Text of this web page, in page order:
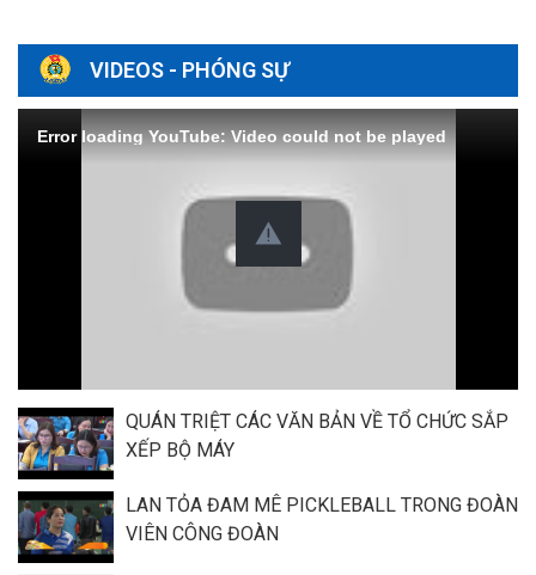
VIDEOS - PHÓNG SỰ
Error loading YouTube: Video could not be played
QUÁN TRIỆT CÁC VĂN BẢN VỀ TỔ CHỨC SẮP
XẾP BỘ MÁY
LAN TỎA ĐAM MÊ PICKLEBALL TRONG ĐOÀN
VIÊN CÔNG ĐOÀN